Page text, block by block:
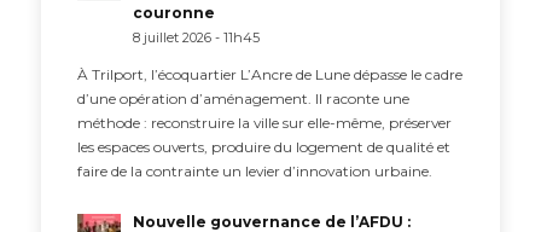
couronne
8 juillet 2026 - 11h45
À Trilport, l’écoquartier L’Ancre de Lune dépasse le cadre
d’une opération d’aménagement. Il raconte une
méthode : reconstruire la ville sur elle-même, préserver
les espaces ouverts, produire du logement de qualité et
faire de la contrainte un levier d’innovation urbaine.
Nouvelle gouvernance de l’AFDU :